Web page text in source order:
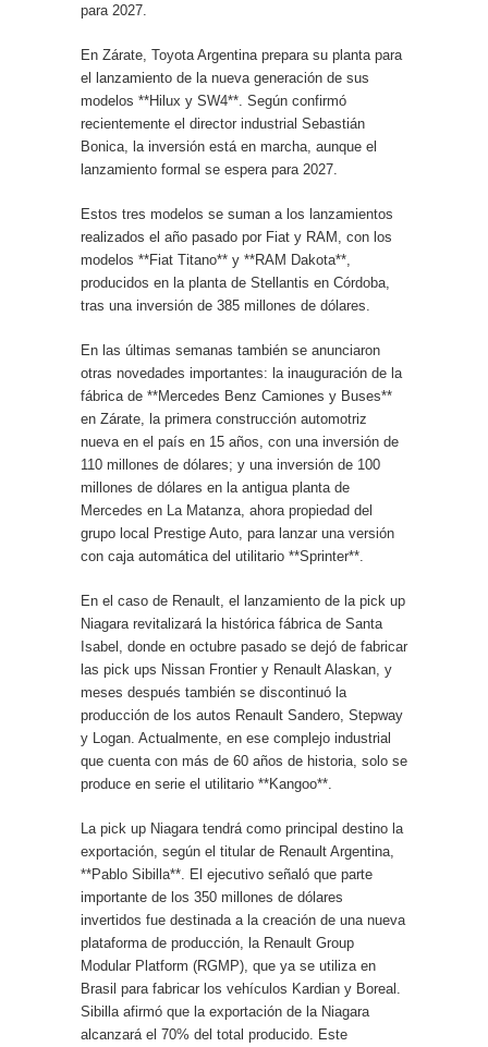
para 2027.
En Zárate, Toyota Argentina prepara su planta para
el lanzamiento de la nueva generación de sus
modelos **Hilux y SW4**. Según confirmó
recientemente el director industrial Sebastián
Bonica, la inversión está en marcha, aunque el
lanzamiento formal se espera para 2027.
Estos tres modelos se suman a los lanzamientos
realizados el año pasado por Fiat y RAM, con los
modelos **Fiat Titano** y **RAM Dakota**,
producidos en la planta de Stellantis en Córdoba,
tras una inversión de 385 millones de dólares.
En las últimas semanas también se anunciaron
otras novedades importantes: la inauguración de la
fábrica de **Mercedes Benz Camiones y Buses**
en Zárate, la primera construcción automotriz
nueva en el país en 15 años, con una inversión de
110 millones de dólares; y una inversión de 100
millones de dólares en la antigua planta de
Mercedes en La Matanza, ahora propiedad del
grupo local Prestige Auto, para lanzar una versión
con caja automática del utilitario **Sprinter**.
En el caso de Renault, el lanzamiento de la pick up
Niagara revitalizará la histórica fábrica de Santa
Isabel, donde en octubre pasado se dejó de fabricar
las pick ups Nissan Frontier y Renault Alaskan, y
meses después también se discontinuó la
producción de los autos Renault Sandero, Stepway
y Logan. Actualmente, en ese complejo industrial
que cuenta con más de 60 años de historia, solo se
produce en serie el utilitario **Kangoo**.
La pick up Niagara tendrá como principal destino la
exportación, según el titular de Renault Argentina,
**Pablo Sibilla**. El ejecutivo señaló que parte
importante de los 350 millones de dólares
invertidos fue destinada a la creación de una nueva
plataforma de producción, la Renault Group
Modular Platform (RGMP), que ya se utiliza en
Brasil para fabricar los vehículos Kardian y Boreal.
Sibilla afirmó que la exportación de la Niagara
alcanzará el 70% del total producido. Este